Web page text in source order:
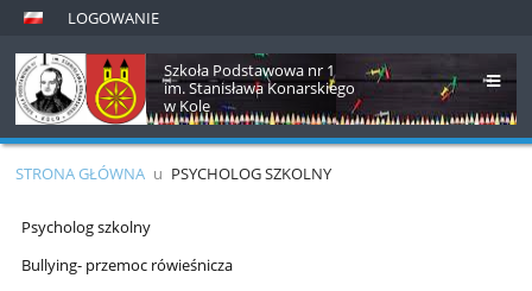
LOGOWANIE
Szkoła Podstawowa nr 1
im. Stanisława Konarskiego
w Kole
STRONA GŁÓWNA u PSYCHOLOG SZKOLNY
Psycholog
szkolny
Psycholog szkolny
Bullying- przemoc rówieśnicza